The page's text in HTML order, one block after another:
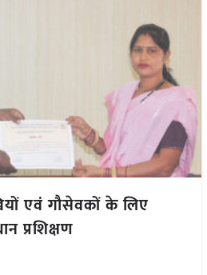
एवं गौसेवकों के लिए
प्रशिक्षण